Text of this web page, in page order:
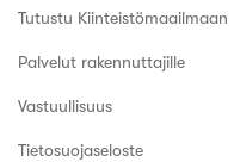
Tutustu Kiinteistömaailmaan
Palvelut rakennuttajille
Vastuullisuus
Tietosuojaseloste